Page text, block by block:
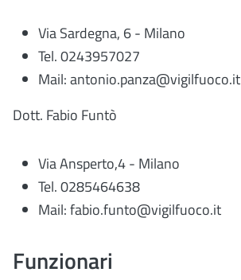
Via Sardegna, 6 - Milano
Tel. 0243957027
Mail: antonio.panza@vigilfuoco.it
Dott. Fabio Funtò
Via Ansperto,4 - Milano
Tel. 0285464638
Mail:fabio.funto@vigilfuoco.it
Funzionari